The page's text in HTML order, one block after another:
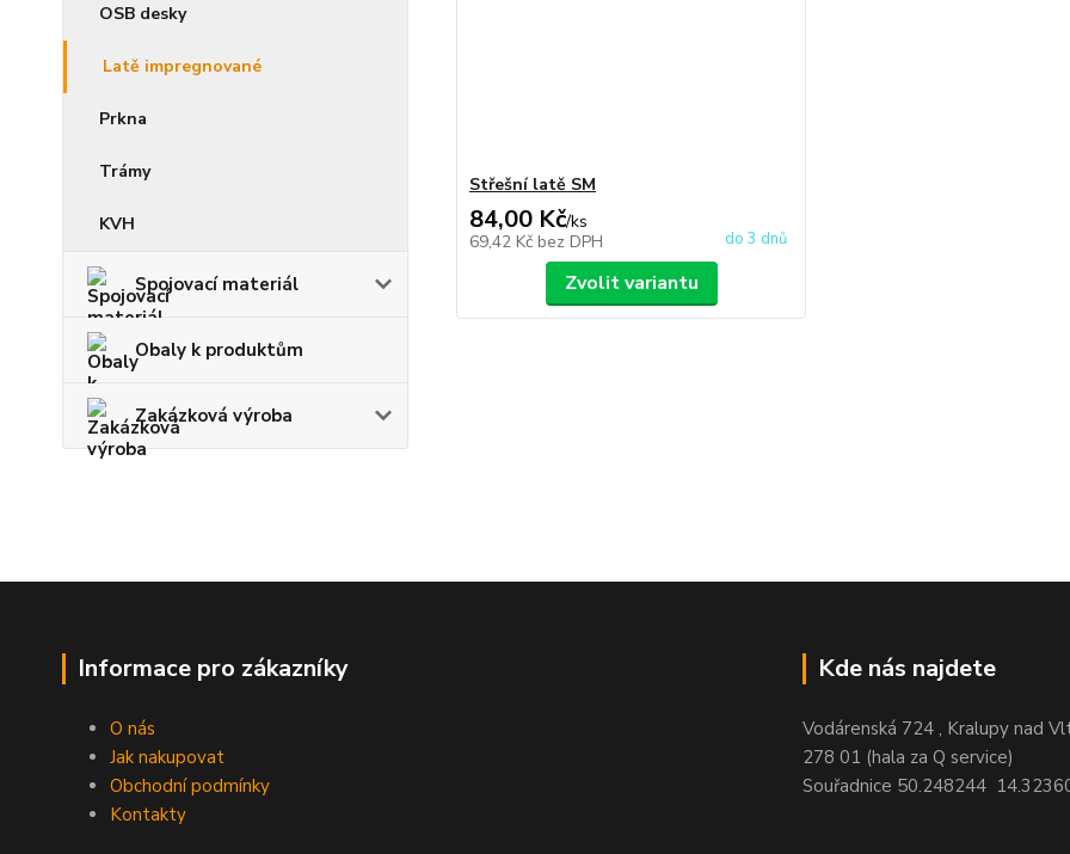
OSB desky
Latě impregnované
Prkna
Trámy
KVH
Spojovací materiál
Obaly k produktům
Zakázková výroba
Střešní latě SM
84,00 Kč/ks
69,42 Kč bez DPH do 3 dnů
Zvolit variantu
Informace pro zákazníky
O nás
Jak nakupovat
Obchodní podmínky
Kontakty
Kde nás najdete
Vodárenská 724 , Kralupy nad
278 01 (hala za Q service)
Souřadnice 50.248244